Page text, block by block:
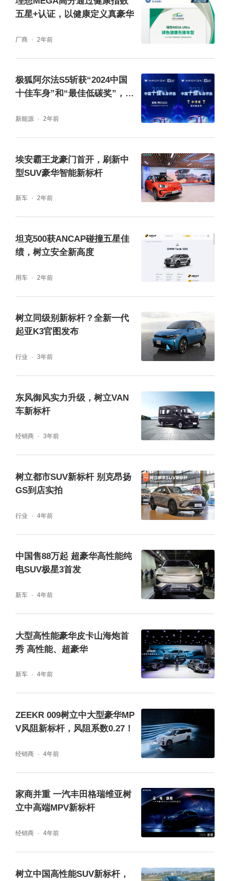
也能对突发情况做出快速相应。精密的传感器
需要强劲算力支撑从而实现高效集成，极星3
据，同时还具有充足的算力冗余，避免因算力
不足导致主机卡顿或者宕机带来的安全隐患。
术可以通过云端在线实时互联使车辆之间彼
此“沟通”，从而提醒驾驶者注意周边的危险状
况。与此同时，通过收集前方车辆的路面信
此外，考虑到现代人因开车看手机，引发的“盲
开”事故，极星3首次引入Smart Eye先进的眼
球追踪技术，车内提供两个闭环式驾驶员状态
监控摄像头，实时监测驾驶员状态并在出现分
心、昏昏欲睡等情况时，可发出警告信号、声
音甚至是触发紧急制动功能。
五星+认证，以健康定义真豪华
厂商 2年前
极狐阿尔法S5斩获“2024中国
十佳车身”和“最佳低碳奖”，树
新能源 2年前
埃安霸王龙豪门首开，刷新中
型SUV豪华智能新标杆
新车 2年前
坦克500获ANCAP碰撞五星佳
绩，树立安全新高度
用车 2年前
树立同级别新标杆？全新一代
起亚K3官图发布
行业 3年前
东风御风实力升级，树立VAN
车新标杆
经销商 3年前
树立都市SUV新标杆 别克昂扬
GS到店实拍
行业 4年前
中国售88万起 超豪华高性能纯
电SUV极星3首发
新车 4年前
大型高性能豪华皮卡山海炮首
秀 高性能、超豪华
新车 4年前
ZEEKR 009树立中大型豪华MP
V风阻新标杆，风阻系数0.27！
经销商 4年前
家商并重 一汽丰田格瑞维亚树
立中高端MPV新标杆
经销商 4年前
树立中国高性能SUV新标杆，